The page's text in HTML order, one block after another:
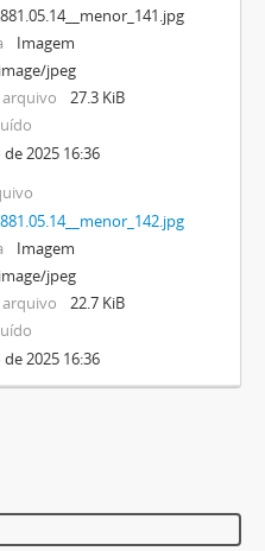
Imagem
image/jpeg
27.3 KiB
2025 16:36
Imagem
image/jpeg
22.7 KiB
2025 16:36